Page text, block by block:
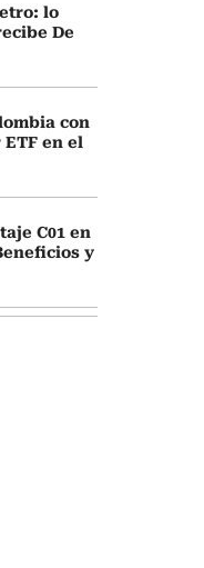
lo
De
con
en el
C01 en
y